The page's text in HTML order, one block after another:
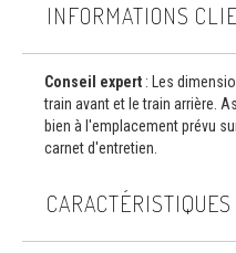
INFORMATIONS
Conseil expert : Les
train avant et le train arrière.
bien à l'emplacement prévu
carnet d'entretien.